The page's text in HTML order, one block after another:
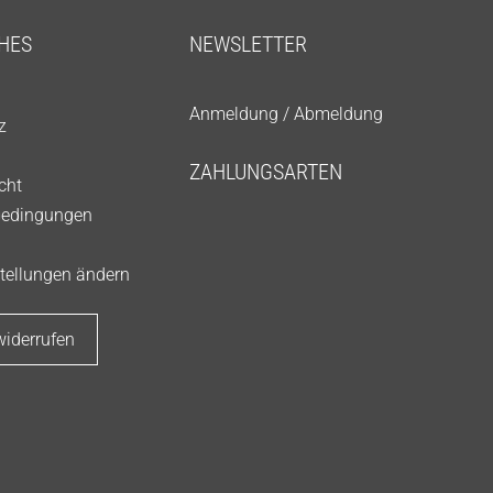
ändern
NEWSLETTER
Anmeldung / Abmeldung
ZAHLUNGSARTEN